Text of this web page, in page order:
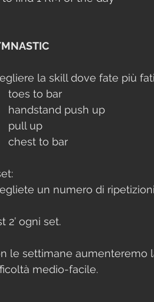
la skill dove fate più
toes to bar
handstand push up
pull up
chest to bar
un numero di
2’ ogni set.
le settimane aumenteremo
medio-facile.